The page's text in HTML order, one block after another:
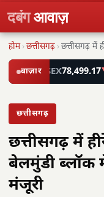
दबंगआवाज़
होम ›छत्तीसगढ़ ›
बाज़ार
SENSEX 78,499.17▼
छत्तीसगढ़
छत्तीसगढ़ में
बेलमुंडी ब्लॉक
मंजूरी